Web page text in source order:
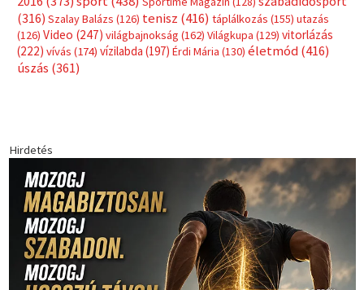
(316) Szalay Balázs (126) tenisz (416) táplálkozás (155) utazás
(126) Video (247) világbajnokság (162) Világkupa (129) vitorlázás
(222) vívás (174) vízilabda (197) Érdi Mária (130) életmód(416)
úszás (361)
Hirdetés